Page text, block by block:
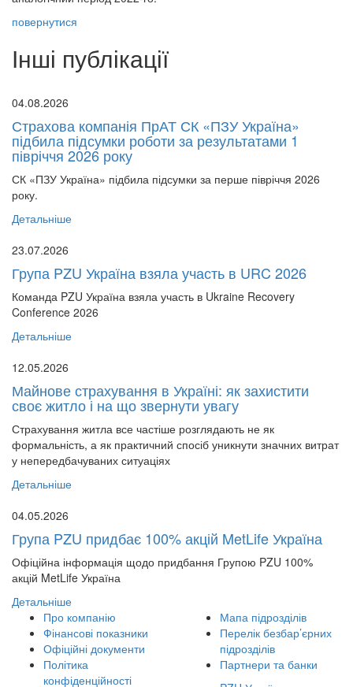
повернутися
Інші публікації
04.08.2026
Страхова компанія ПрАТ СК «ПЗУ Україна»
підбила підсумки роботи за результатами 1
півріччя 2026 року
СК «ПЗУ Україна» підбила підсумки за перше півріччя 2026
року.
Детальніше
23.07.2026
Група PZU Україна взяла участь в URC 2026
Команда PZU Україна взяла участь в Ukraine Recovery
Conference 2026
Детальніше
12.05.2026
Майнове страхування в Україні: як захистити
своє житло і на що звернути увагу
Страхування житла все частіше розглядають не як
формальність, а як практичний спосіб уникнути значних витрат
у непередбачуваних ситуаціях
Детальніше
04.05.2026
Група PZU придбає 100% акцій MetLife Україна
Офіційна інформація щодо придбання Групою PZU 100%
акцій MetLife Україна
Детальніше
Про компанію
Фінансові показники
Офіційні документи
Політика
конфіденційності
Мапа підрозділів
Перелік безбар’єрних
підрозділів
Партнери та банки